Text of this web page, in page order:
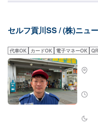
目指しています。
約」とお伝えください。また、
車を12台保有し修理のご依頼のお
代はお客様にご負担頂いており
◆◆◆◆◆※写真は見本です。状態
予めご了承ください。☆☆ご予約
時間】定休日：日曜日営業時間：
セルフ貢川SS / (株)ニュ
代車OK カードOK 電子マネーOK